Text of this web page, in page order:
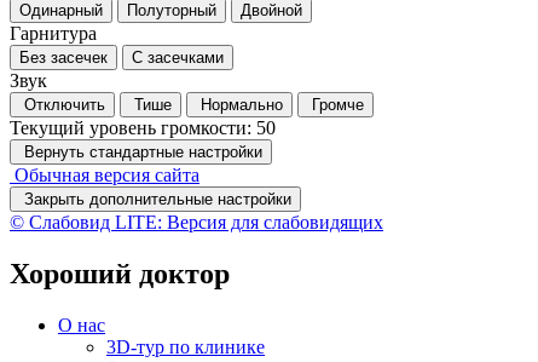
Одинарный Полуторный Двойной
Гарнитура
Без засечек С засечками
Звук
Отключить Тише Нормально Громче
Текущий уровень громкости: 50
Вернуть стандартные настройки
Обычная версия сайта
Закрыть дополнительные настройки
© Слабовид LITE: Версия для слабовидящих
Хороший доктор
О нас
3D-тур по клинике